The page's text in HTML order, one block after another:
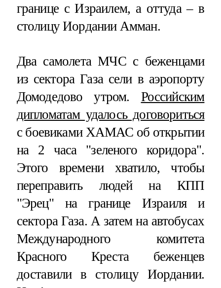
границе с Израилем, а оттуда – в
столицу Иордании Амман.
Два самолета МЧС с беженцами
из сектора Газа сели в аэропорту
Домодедово утром. Российским
дипломатам удалось договориться
с боевиками ХАМАС об открытии
на 2 часа "зеленого коридора".
Этого времени хватило, чтобы
переправить людей на КПП
"Эрец" на границе Израиля и
сектора Газа. А затем на автобусах
Международного комитета
Красного Креста беженцев
доставили в столицу Иордании.